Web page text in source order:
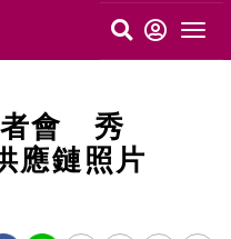
者會 秀
應鏈照片